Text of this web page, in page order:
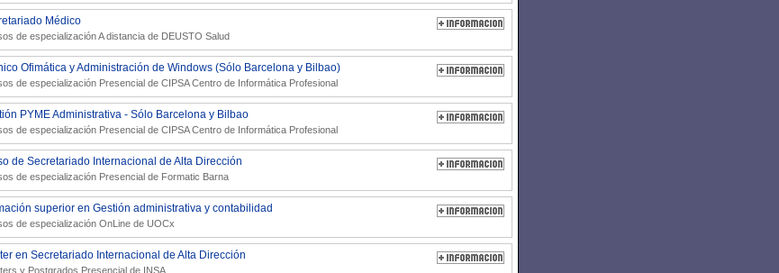
Médico
de especialización A distancia de DEUSTO Salud
Ofimática y Administración de Windows (Sólo Barcelona y Bilbao)
de especialización Presencial de CIPSA Centro de Informática Profesional
PYME Administrativa - Sólo Barcelona y Bilbao
de especialización Presencial de CIPSA Centro de Informática Profesional
de Secretariado Internacional de Alta Dirección
de especialización Presencial de Formatic Barna
superior en Gestión administrativa y contabilidad
de especialización OnLine de UOCx
en Secretariado Internacional de Alta Dirección
y Postgrados Presencial de INSA